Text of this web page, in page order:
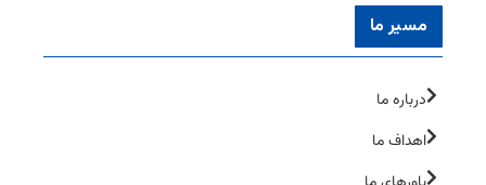
مسیر ما
درباره ما
اهداف ما